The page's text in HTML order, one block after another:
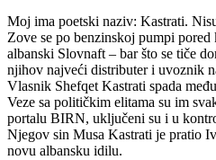
Moj ima poetski naziv: Kastrati.
Zove se po benzinskoj pumpi
albanski Slovnaft – bar što se tiče
njihov najveći distributer i uvoznik
Vlasnik Shefqet Kastrati spada
Veze sa političkim elitama su im
portalu BIRN, uključeni su i u
Njegov sin Musa Kastrati je pratio
novu albansku idilu.